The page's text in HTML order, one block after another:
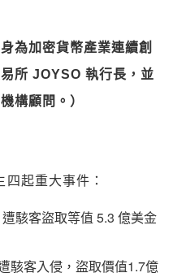
為加密貨幣產業連續創
所 JOYSO 執行長，並
構顧問。）
起重大事件：
駭客盜取等值 5.3 億美金
駭客入侵，盜取價值1.7億